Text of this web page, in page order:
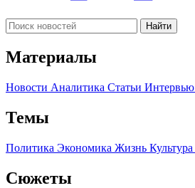
Найти
Материалы
Новости Аналитика Статьи Интервью
Темы
Политика Экономика Жизнь Культура
Сюжеты